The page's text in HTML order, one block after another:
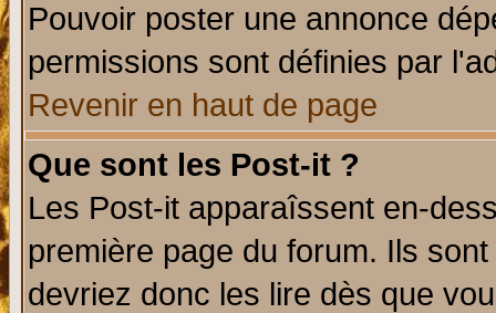
Pouvoir poster une annonce
permissions sont définies par
Revenir en haut de page
Que sont les Post-it ?
Les Post-it apparaîssent en-
première page du forum. Ils
devriez donc les lire dès que